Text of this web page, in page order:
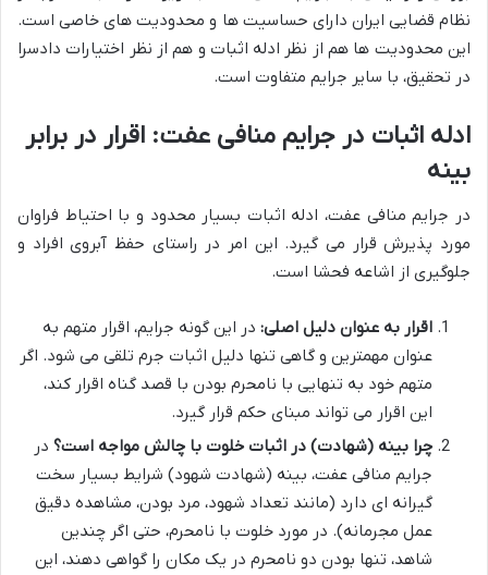
نظام قضایی ایران دارای حساسیت ها و محدودیت های خاصی است.
این محدودیت ها هم از نظر ادله اثبات و هم از نظر اختیارات دادسرا
در تحقیق، با سایر جرایم متفاوت است.
ادله اثبات در جرایم منافی عفت: اقرار در برابر
بینه
در جرایم منافی عفت، ادله اثبات بسیار محدود و با احتیاط فراوان
مورد پذیرش قرار می گیرد. این امر در راستای حفظ آبروی افراد و
جلوگیری از اشاعه فحشا است.
اقرار به عنوان دلیل اصلی: در این گونه جرایم، اقرار متهم به
عنوان مهمترین و گاهی تنها دلیل اثبات جرم تلقی می شود. اگر
متهم خود به تنهایی با نامحرم بودن با قصد گناه اقرار کند،
این اقرار می تواند مبنای حکم قرار گیرد.
چرا بینه (شهادت) در اثبات خلوت با چالش مواجه است؟ در
جرایم منافی عفت، بینه (شهادت شهود) شرایط بسیار سخت
گیرانه ای دارد (مانند تعداد شهود، مرد بودن، مشاهده دقیق
عمل مجرمانه). در مورد خلوت با نامحرم، حتی اگر چندین
شاهد، تنها بودن دو نامحرم در یک مکان را گواهی دهند، این